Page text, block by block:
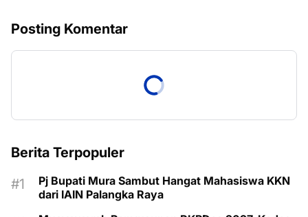
Posting Komentar
Berita Terpopuler
Pj Bupati Mura Sambut Hangat Mahasiswa KKN
dari IAIN Palangka Raya